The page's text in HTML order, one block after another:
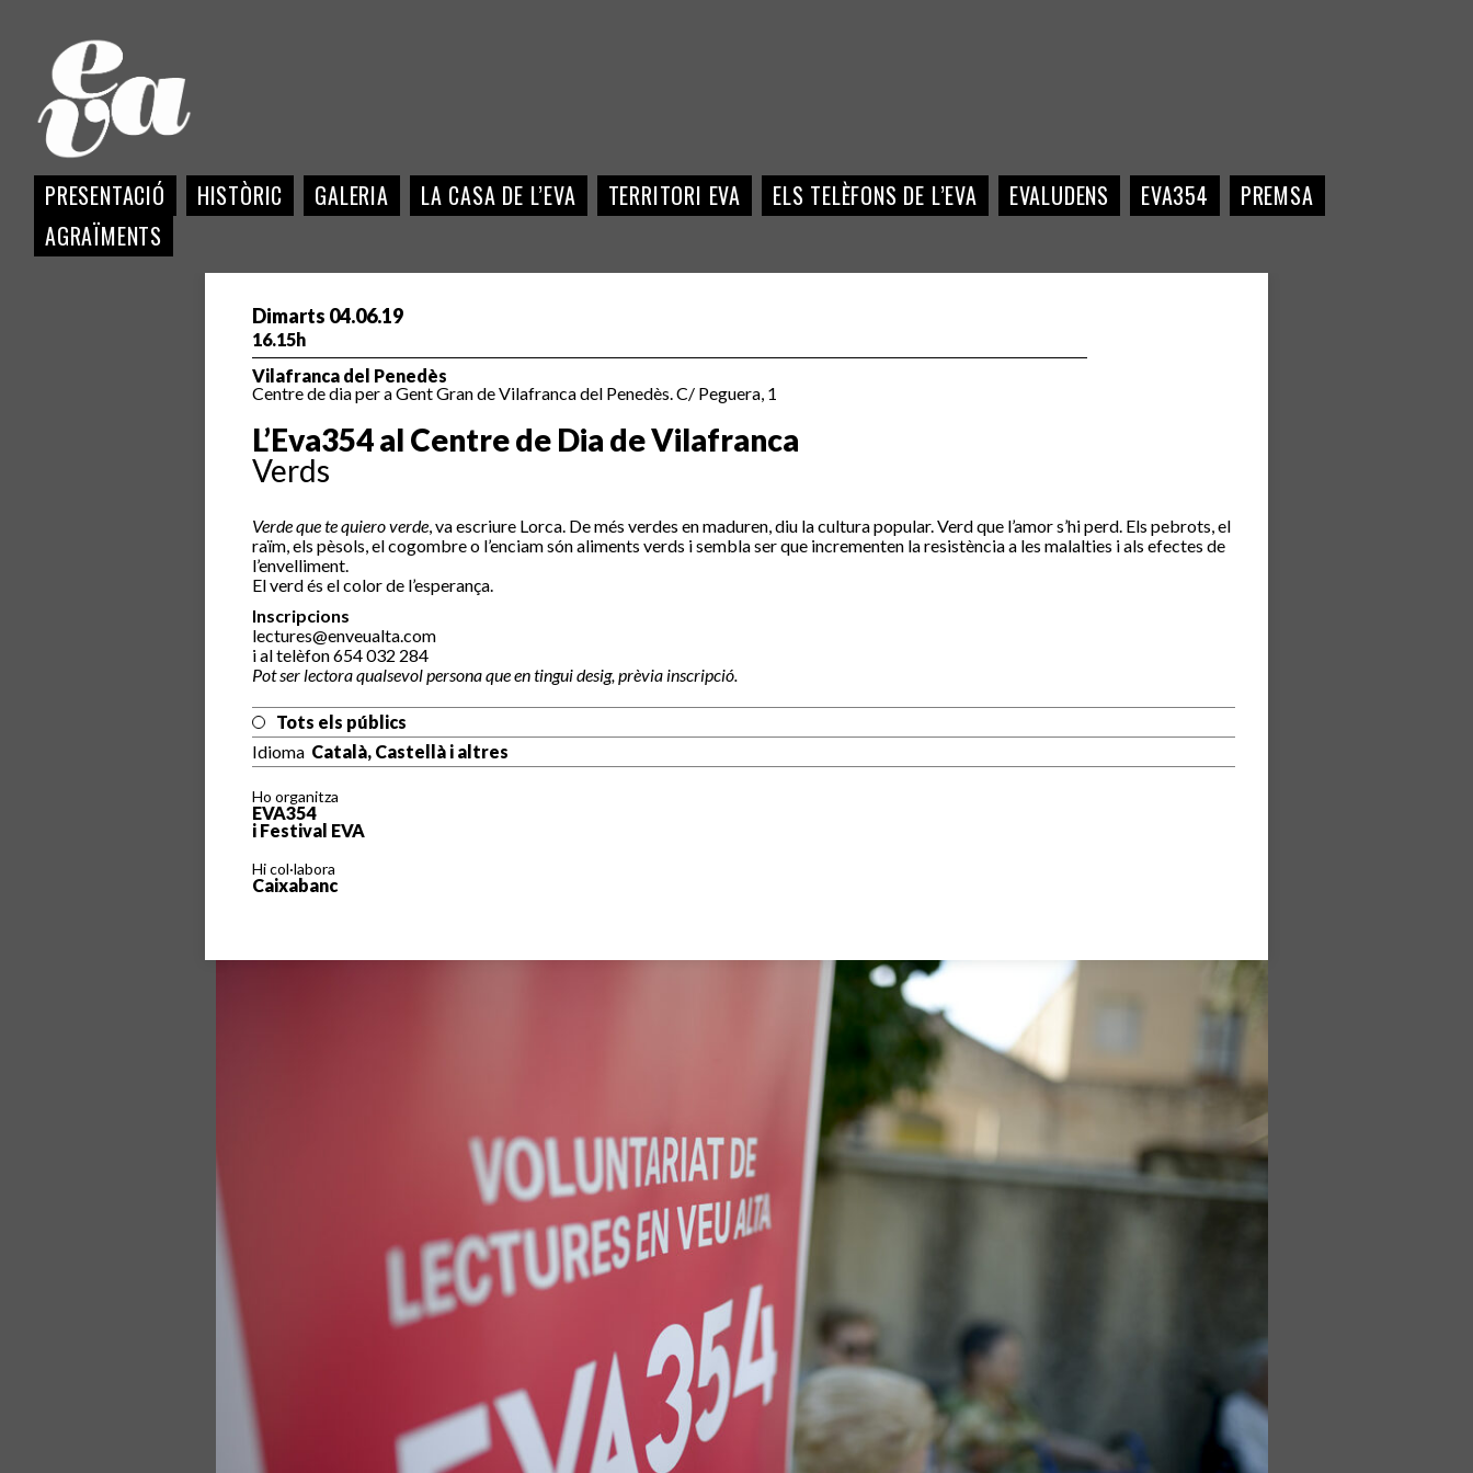
PRESENTACIÓ HISTÒRIC GALERIA LA CASA DE L’EVA TERRITORI EVA ELS TELÈFONS DE L’EVA EVALUDENS EVA354
PREMSA
AGRAÏMENTS
Dimarts 04.06.19
16.15h
Vilafranca del Penedès
Centre de dia per a Gent Gran de Vilafranca del Penedès. C/ Peguera, 1
L’Eva354 al Centre de Dia de Vilafranca
Verds
Verde que te quiero verde, va escriure Lorca. De més verdes en maduren, diu la cultura popular. Verd que l’amor s’hi perd. Els pebrots, el
raïm, els pèsols, el cogombre o l’enciam són aliments verds i sembla ser que incrementen la resistència a les malalties i als efectes de
l’envelliment.
El verd és el color de l’esperança.
Inscripcions
lectures@enveualta.com
i al telèfon 654 032 284
Pot ser lectora qualsevol persona queen tingui desig, prèvia inscripció.
Tots els públics
Idioma Català, Castellà i altres
Ho organitza
EVA354
i Festival EVA
Hi col·labora
Caixabanc